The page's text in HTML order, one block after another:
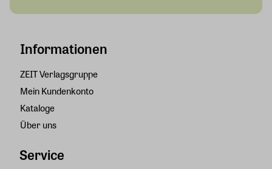
Informationen
ZEIT Verlagsgruppe
Mein Kundenkonto
Kataloge
Über uns
Service